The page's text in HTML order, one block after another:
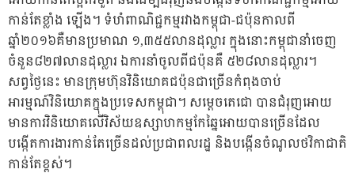
កាន់តែខ្លាំង ឡើង។ ទំហំពាណិជ្ជកម្មរវាងកម្ពុជា-ជប៉ុនកាលពី
ឆ្នាំ២០១៦គឺមានប្រមាណ ១,៣៥៥លានដុល្លារ ក្នុងនោះកម្ពុជានាំចេញ
ចំនួន៨២៧លានដុល្លារ ឯការនាំចូលពីជប៉ុនគឺ ៥២៨លានដុល្លារ។
សព្វថ្ងៃនេះ មានក្រុមហ៊ុនវិនិយោគជប៉ុនជាច្រើនកំពុងចាប់
អារម្មណ៍វិនិយោគក្នុងប្រទេសកម្ពុជា។ សម្តេចតេជោ បានជំរុញអោយ
មានការវិនិយោគលើវិស័យឧស្សាហកម្មកែឆ្នៃអោយបានច្រើនដែល
បង្កើតការងារកាន់តែច្រើនដល់ប្រជាពលរដ្ឋ និងបង្កើនចំណូលថវិកាជាតិ
កាន់តែខ្ពស់។